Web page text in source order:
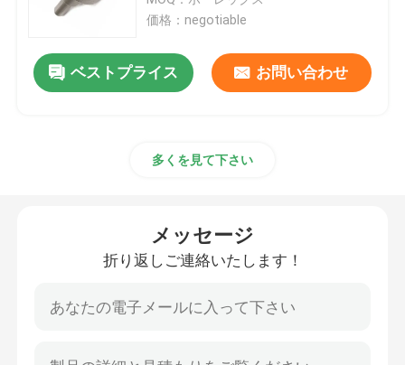
tct は見ました穴があきます
価格：negotiable
ベストプライス お問い合わせ
多くを見て下さい
メッセージ
折り返しご連絡いたします！